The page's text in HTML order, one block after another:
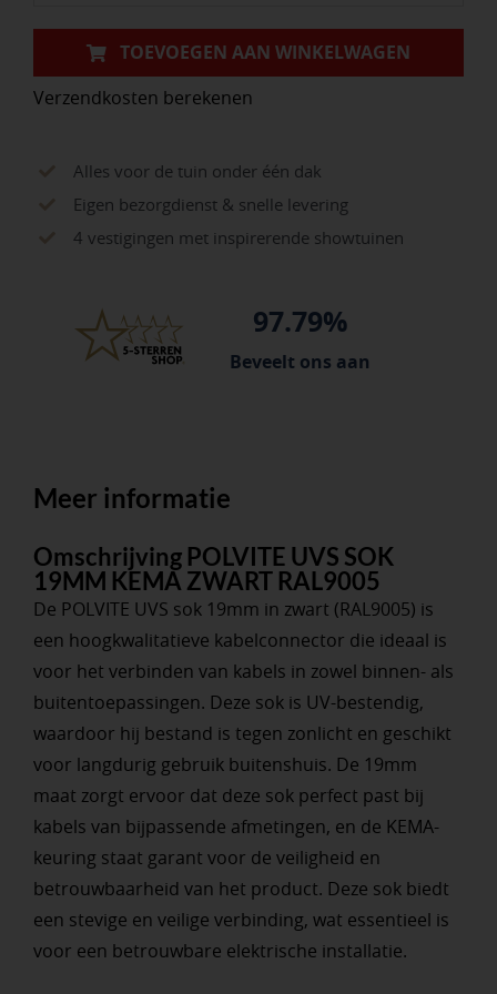
RAL9005
aantal
TOEVOEGEN AAN WINKELWAGEN
Verzendkosten berekenen
Alles voor de tuin onder één dak
Eigen bezorgdienst & snelle levering
4 vestigingen met inspirerende showtuinen
97.79%
Beveelt ons aan
Meer informatie
Omschrijving POLVITE UVS SOK
19MM KEMA ZWART RAL9005
De POLVITE UVS sok 19mm in zwart (RAL9005) is
een hoogkwalitatieve kabelconnector die ideaal is
voor het verbinden van kabels in zowel binnen- als
buitentoepassingen. Deze sok is UV-bestendig,
waardoor hij bestand is tegen zonlicht en geschikt
voor langdurig gebruik buitenshuis. De 19mm
maat zorgt ervoor dat deze sok perfect past bij
kabels van bijpassende afmetingen, en de KEMA-
keuring staat garant voor de veiligheid en
betrouwbaarheid van het product. Deze sok biedt
een stevige en veilige verbinding, wat essentieel is
voor een betrouwbare elektrische installatie.